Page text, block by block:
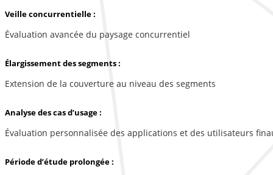
Veille concurrentielle :
Évaluation avancée du paysage concurrentiel
Élargissement des segments :
Extension de la couverture au niveau des segments
Analyse des cas d’usage :
Évaluation personnalisée des applications et des utilisateurs
Période d’étude prolongée :